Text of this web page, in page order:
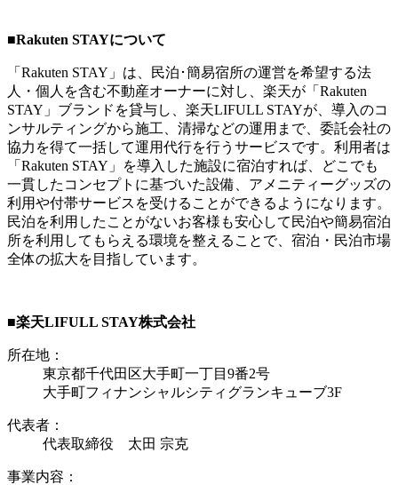
■Rakuten STAYについて
「Rakuten STAY」は、民泊･簡易宿所の運営を希望する法
人・個人を含む不動産オーナーに対し、楽天が「Rakuten
STAY」ブランドを貸与し、楽天LIFULL STAYが、導入のコ
ンサルティングから施工、清掃などの運用まで、委託会社の
協力を得て一括して運用代行を行うサービスです。利用者は
「Rakuten STAY」を導入した施設に宿泊すれば、どこでも
一貫したコンセプトに基づいた設備、アメニティーグッズの
利用や付帯サービスを受けることができるようになります。
民泊を利用したことがないお客様も安心して民泊や簡易宿泊
所を利用してもらえる環境を整えることで、宿泊・民泊市場
全体の拡大を目指しています。
■楽天LIFULL STAY株式会社
所在地：
東京都千代田区大手町一丁目9番2号
大手町フィナンシャルシティグランキューブ3F
代表者：
代表取締役 太田 宗克
事業内容：